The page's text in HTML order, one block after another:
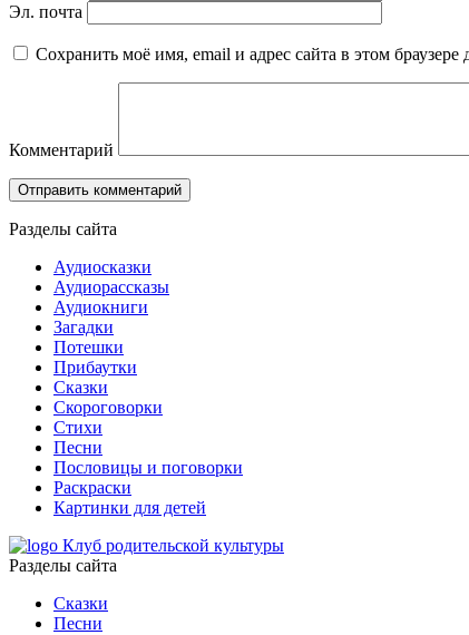
Эл. почта
Сохранить моё имя, email и адрес сайта в этом
Комментарий
Разделы сайта
Аудиосказки
Аудиорассказы
Аудиокниги
Загадки
Потешки
Прибаутки
Сказки
Скороговорки
Стихи
Песни
Пословицы и поговорки
Раскраски
Картинки для детей
Клуб родительской культуры
Разделы сайта
Сказки
Песни